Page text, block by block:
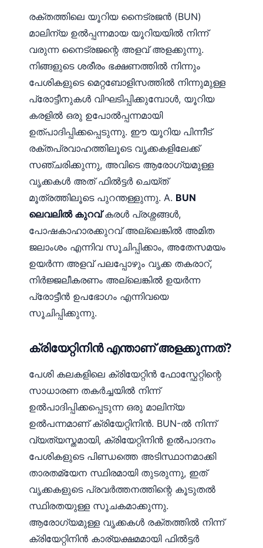
രക്തത്തിലെ യൂറിയ നൈട്രജൻ (BUN)
മാലിന്യ ഉൽപ്പന്നമായ യൂറിയയിൽ നിന്ന്
വരുന്ന നൈട്രജന്റെ അളവ് അളക്കുന്നു.
നിങ്ങളുടെ ശരീരം ഭക്ഷണത്തിൽ നിന്നും
പേശികളുടെ മെറ്റബോളിസത്തിൽ നിന്നുമുള്ള
പ്രോട്ടീനുകൾ വിഘടിപ്പിക്കുമ്പോൾ, യൂറിയ
കരളിൽ ഒരു ഉപോൽപ്പന്നമായി
ഉത്പാദിപ്പിക്കപ്പെടുന്നു. ഈ യൂറിയ പിന്നീട്
രക്തപ്രവാഹത്തിലൂടെ വൃക്കകളിലേക്ക്
സഞ്ചരിക്കുന്നു, അവിടെ ആരോഗ്യമുള്ള
വൃക്കകൾ അത് ഫിൽട്ടർ ചെയ്ത്
മൂത്രത്തിലൂടെ പുറന്തള്ളുന്നു. A. BUN
ലെവലിൽ കുറവ്കരൾ പ്രശ്നങ്ങൾ,
പോഷകാഹാരക്കുറവ് അല്ലെങ്കിൽ അമിത
ജലാംശം എന്നിവ സൂചിപ്പിക്കാം, അതേസമയം
ഉയർന്ന അളവ് പലപ്പോഴും വൃക്ക തകരാറ്,
നിർജ്ജലീകരണം അല്ലെങ്കിൽ ഉയർന്ന
പ്രോട്ടീൻ ഉപഭോഗം എന്നിവയെ
സൂചിപ്പിക്കുന്നു.
ക്രിയേറ്റിനിൻ എന്താണ് അളക്കുന്നത്?
പേശി കലകളിലെ ക്രിയേറ്റിൻ ഫോസ്ഫേറ്റിന്റെ
സാധാരണ തകർച്ചയിൽ നിന്ന്
ഉൽ‌പാദിപ്പിക്കപ്പെടുന്ന ഒരു മാലിന്യ
ഉൽ‌പന്നമാണ് ക്രിയേറ്റിനിൻ. BUN-ൽ നിന്ന്
വ്യത്യസ്തമായി, ക്രിയേറ്റിനിൻ ഉൽ‌പാദനം
പേശികളുടെ പിണ്ഡത്തെ അടിസ്ഥാനമാക്കി
താരതമ്യേന സ്ഥിരമായി തുടരുന്നു, ഇത്
വൃക്കകളുടെ പ്രവർത്തനത്തിന്റെ കൂടുതൽ
സ്ഥിരതയുള്ള സൂചകമാക്കുന്നു.
ആരോഗ്യമുള്ള വൃക്കകൾ രക്തത്തിൽ നിന്ന്
ക്രിയേറ്റിനിൻ കാര്യക്ഷമമായി ഫിൽട്ടർ